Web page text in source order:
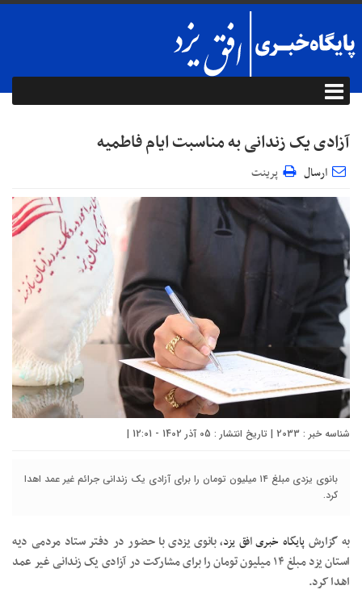
آزادی یک زندانی به مناسبت ایام فاطمیه
ارسال پرینت
شناسه خبر : 2033 | تاریخ انتشار : 05 آذر 1402 - 12:01 |
بانوی یزدی مبلغ ۱۴ میلیون تومان را برای آزادی یک زندانی جرائم غیر عمد اهدا
کرد.
به گزارشپایگاه خبری افق یزد، بانوی یزدی با حضور در دفتر ستاد مردمی دیه
استان یزد مبلغ ۱۴ میلیون تومان را برای مشارکت در آزادی یک زندانی غیر عمد
اهدا کرد.